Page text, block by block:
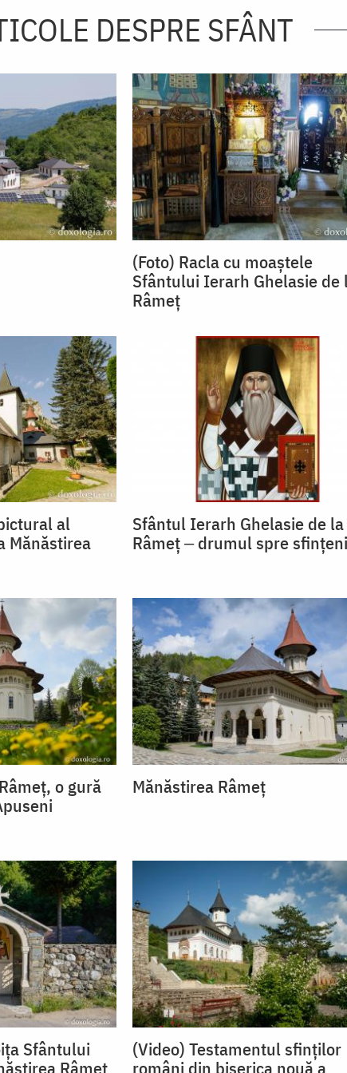
DESPRE SFÂNT
(Foto) Racla cu moaștele
Sfântului Ierarh Ghelasie de
Râmeț
al
Mănăstirea
Sfântul Ierarh Ghelasie de la
Râmeț ‒ drumul spre
o gură
Mănăstirea Râmeț
Sfântului
Râmeţ
(Video) Testamentul sfinților
români din biserica nouă a